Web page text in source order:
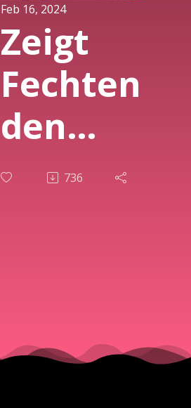
Feb 16, 2024
Zeigt
Fechten
den
wahren
736